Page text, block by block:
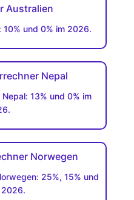
Australien
10% und 0% im 2026.
Nepal
13% und 0% im
Norwegen
25%, 15% und
2026.